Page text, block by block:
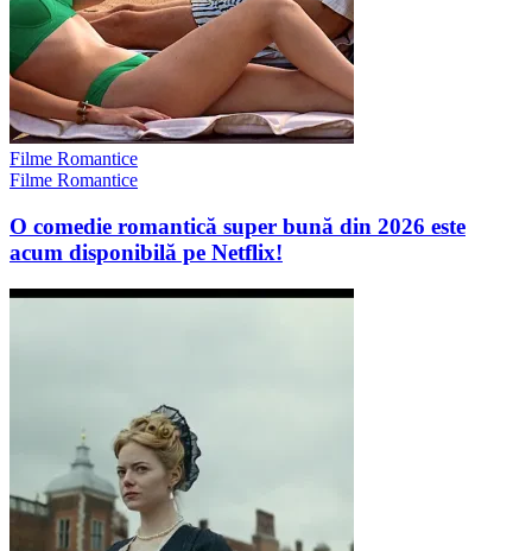
Filme Romantice
Filme Romantice
O comedie romantică super bună din 2026 este
acum disponibilă pe Netflix!